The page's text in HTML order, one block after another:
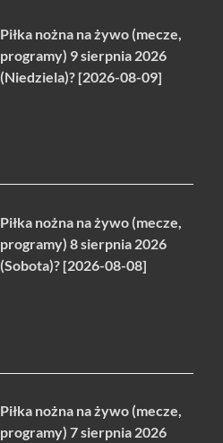
Piłka nożna na żywo (mecze,
programy) 9 sierpnia 2026
(Niedziela)? [2026-08-09]
Piłka nożna na żywo (mecze,
programy) 8 sierpnia 2026
(Sobota)? [2026-08-08]
Piłka nożna na żywo (mecze,
programy) 7 sierpnia 2026